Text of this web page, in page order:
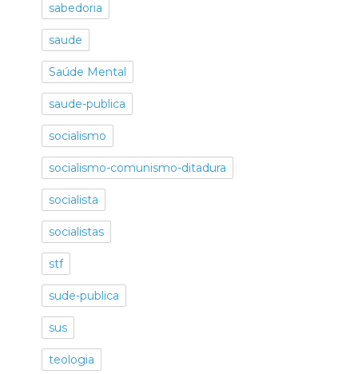
sabedoria
saude
Saúde Mental
saude-publica
socialismo
socialismo-comunismo-ditadura
socialista
socialistas
stf
sude-publica
sus
teologia